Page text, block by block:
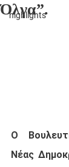
highlights
Όλγα”.
Ο
Νέας